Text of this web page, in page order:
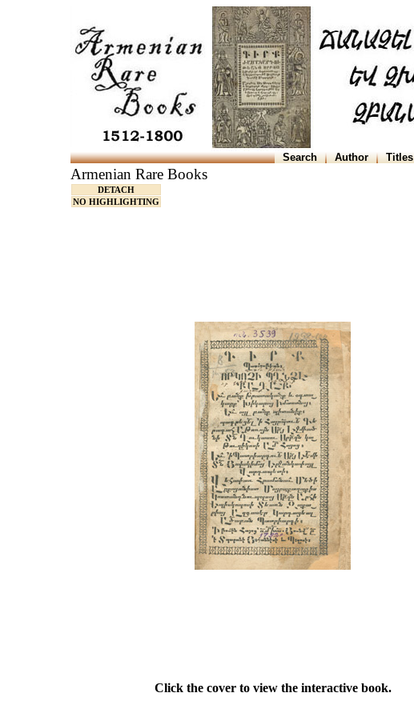
Search Author Titles
Armenian Rare Books
DETACH
NO HIGHLIGHTING
Click the cover to view the interactive book.